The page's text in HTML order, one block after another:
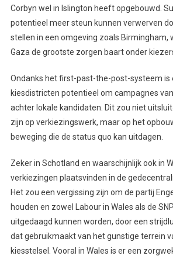
Corbyn wel in Islington heeft opgebouwd.
potentieel meer steun kunnen verwerven
stellen in een omgeving zoals Birmingham,
Gaza de grootste zorgen baart onder
Ondanks het first-past-the-post-systeem is
kiesdistricten potentieel om campagnes
achter lokale kandidaten. Dit zou niet
zijn op verkiezingswerk, maar op het
beweging die de status quo kan uitdagen.
Zeker in Schotland en waarschijnlijk ook in
verkiezingen plaatsvinden in de
Het zou een vergissing zijn om de partij
houden en zowel Labour in Wales als de
uitgedaagd kunnen worden, door een
dat gebruikmaakt van het gunstige terrein
kiesstelsel. Vooral in Wales is er een